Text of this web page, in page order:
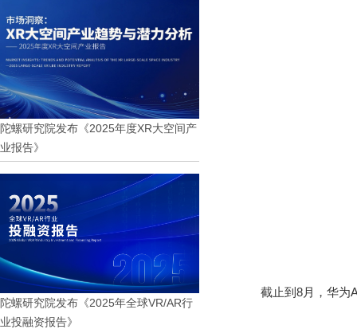
陀螺研究院发布《2025年度XR大空间产
业报告》
陀螺研究院发布《2025年全球VR/AR行
业投融资报告》
截止到 8月，华为